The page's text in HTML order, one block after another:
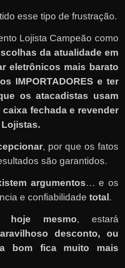
esse tipo de frustração.
Lojista Campeão como
da atualidade em
eletrônicos mais barato
IMPORTADORES e ter
os atacadistas usam
fechada e revender
, por que os fatos
são garantidos.
argumentos… e os
e confiabilidadetotal.
hoje mesmo, estará
desconto, ou
bom fica muito mais